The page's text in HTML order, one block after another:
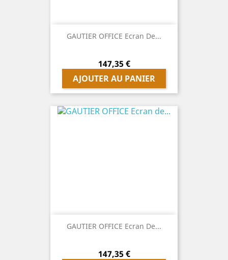
GAUTIER OFFICE Ecran De...
Prix
147,35 €
AJOUTER AU PANIER
GAUTIER OFFICE Ecran De...
Prix
147,35 €